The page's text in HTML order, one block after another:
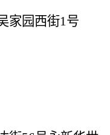
家园西街1号